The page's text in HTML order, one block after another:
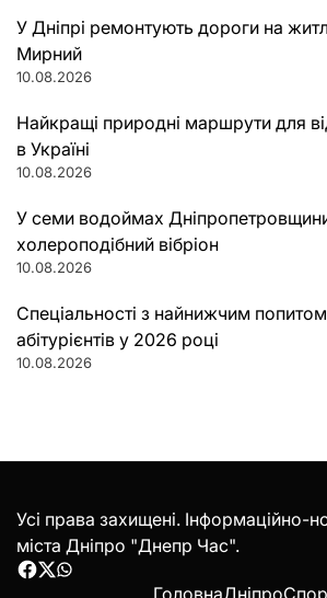
У Дніпрі ремонтують дороги на
Мирний
10.08.2026
Найкращі природні маршрути для
в Україні
10.08.2026
У семи водоймах
холероподібний вібріон
10.08.2026
Спеціальності з найнижчим
абітурієнтів у 2026 році
10.08.2026
Усі права захищені. Інформаційно-
міста Дніпро "Днепр Час".
Facebook
Twitter
WhatsApp
ГоловнаДніпро